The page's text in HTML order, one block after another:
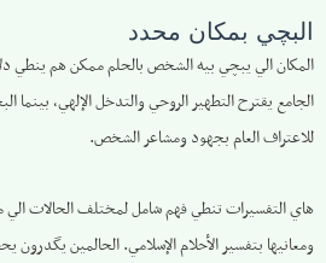
البچي بمكان محدد
المكان الي يبچي بيه الشخص بالحلم ممكن هم ينطي
الجامع يقترح التطهير الروحي والتدخل الإلهي،
للاعتراف العام بجهود ومشاعر الشخص.
هاي التفسيرات تنطي فهم شامل لمختلف الحالات الي
ومعانيها بتفسير الأحلام الإسلامي. الحالمين